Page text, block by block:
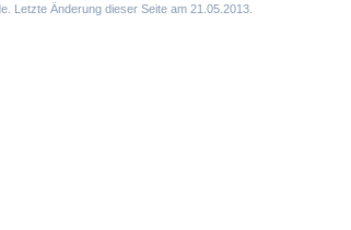
Letzte Änderung dieser Seite am 21.05.2013.